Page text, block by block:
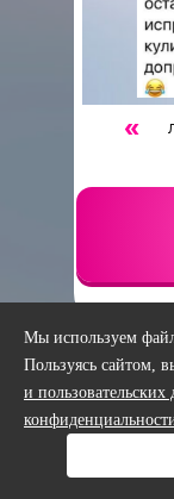
«
Мы используем
Пользуясь сайтом,
и пользовательских